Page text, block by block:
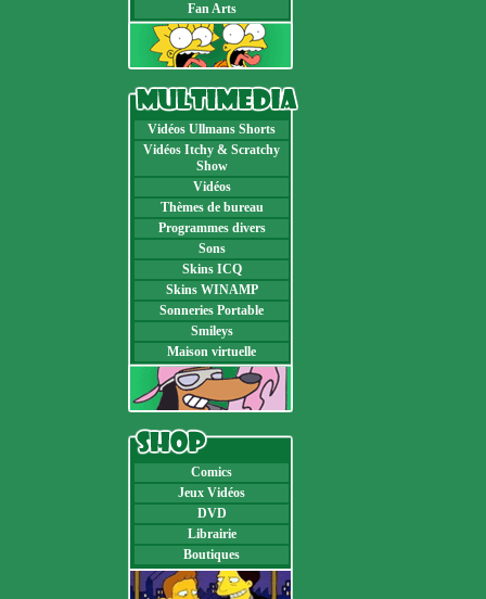
Fan Arts
Vidéos Ullmans Shorts
Vidéos Itchy & Scratchy
Show
Vidéos
Thèmes de bureau
Programmes divers
Sons
Skins ICQ
Skins WINAMP
Sonneries Portable
Smileys
Maison virtuelle
Comics
Jeux Vidéos
DVD
Librairie
Boutiques